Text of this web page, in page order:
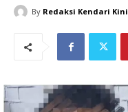
By Redaksi Kendari Kini